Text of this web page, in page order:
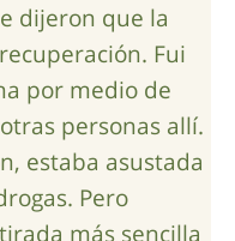
dijeron que la
Fui
por medio de
personas allí.
estaba asustada
Pero
más sencilla